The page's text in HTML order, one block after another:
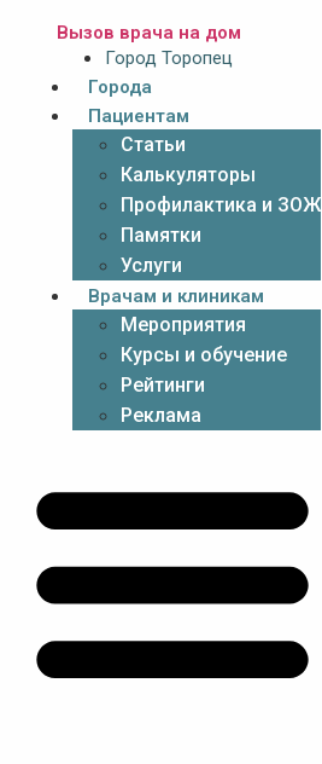
Вызов врача на дом
Город Торопец
Города
Пациентам
Статьи
Калькуляторы
Профилактика и ЗОЖ
Памятки
Услуги
Врачам и клиникам
Мероприятия
Курсы и обучение
Рейтинги
Реклама